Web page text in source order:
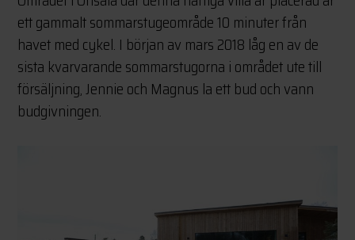
ett gammalt sommarstugeområde 10 minuter från
havet med cykel. I början av mars 2018 låg en av de
sista kvarvarande sommarstugorna i området ute till
försäljning, Jennie och Magnus la ett bud och vann
budgivningen.